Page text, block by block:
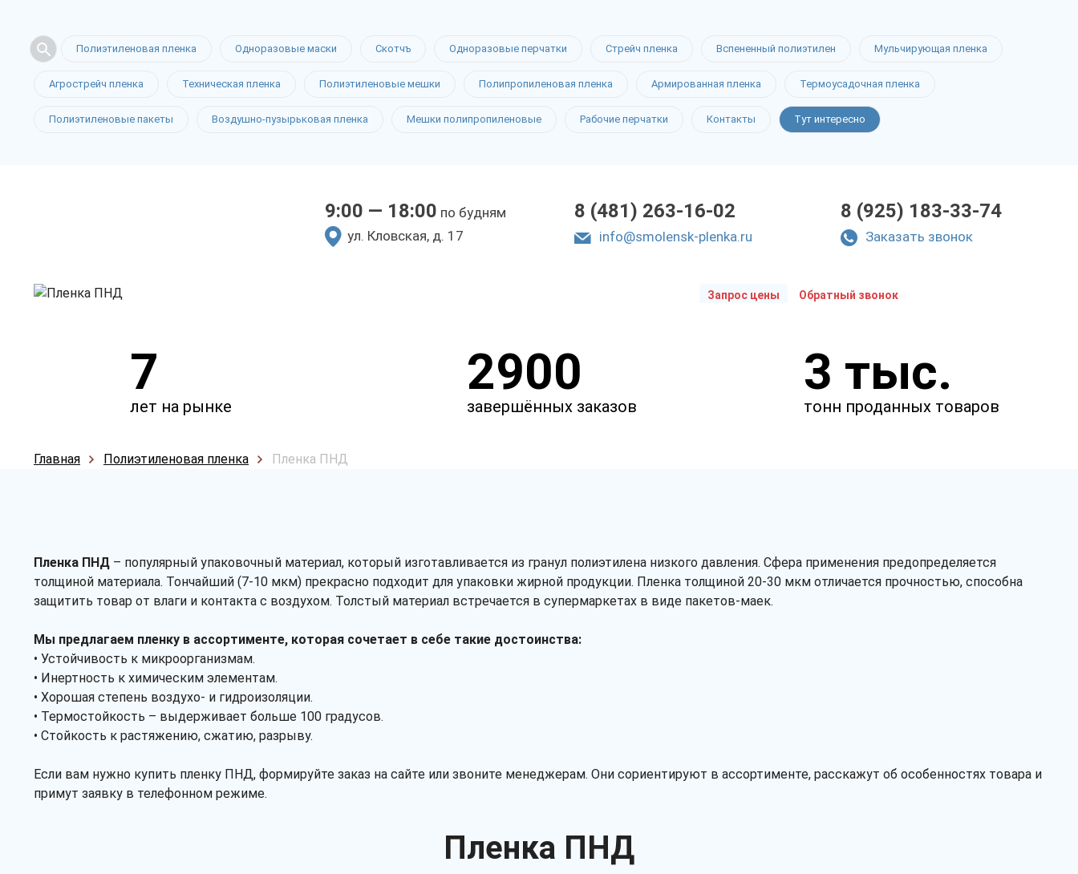
Полиэтиленовая пленка Одноразовые маски Скотчъ Одноразовые перчатки Стрейч пленка Вспененный полиэтилен Мульчирующая пленка
Агрострейч пленка Техническая пленка Полиэтиленовые мешки Полипропиленовая пленка Армированная пленка Термоусадочная пленка
Полиэтиленовые пакеты Воздушно-пузырьковая пленка Мешки полипропиленовые Рабочие перчатки Контакты Тут интересно
9:00 — 18:00 по будням
ул. Кловская, д. 17
8 (481) 263-16-02
info@smolensk-plenka.ru
8 (925) 183-33-74
Заказать звонок
Пленка ПНД
только приятные цены
Запрос цены Обратный звонок
Укажите параметры
Чтобы мы смогли рассчитать
стоимость товаров.
7
лет на рынке
2900
завершённых заказов
3 тыс.
тонн проданных товаров
Главная Полиэтиленовая пленка Пленка ПНД
Пленка ПНД – популярный упаковочный материал, который изготавливается из гранул полиэтилена низкого давления. Сфера применения предопределяется
толщиной материала. Тончайший (7-10 мкм) прекрасно подходит для упаковки жирной продукции. Пленка толщиной 20-30 мкм отличается прочностью, способна
защитить товар от влаги и контакта с воздухом. Толстый материал встречается в супермаркетах в виде пакетов-маек.
Мы предлагаем пленку в ассортименте, которая сочетает в себе такие достоинства:
• Устойчивость к микроорганизмам.
• Инертность к химическим элементам.
• Хорошая степень воздухо- и гидроизоляции.
• Термостойкость – выдерживает больше 100 градусов.
• Стойкость к растяжению, сжатию, разрыву.
Если вам нужно купить пленку ПНД, формируйте заказ на сайте или звоните менеджерам. Они сориентируют в ассортименте, расскажут об особенностях товара и
примут заявку в телефонном режиме.
Пленка ПНД